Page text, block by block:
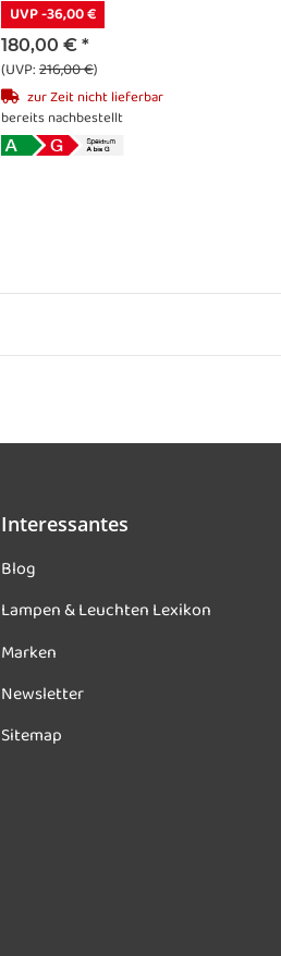
UVP -36,00 €
180,00 € *
(UVP:216,00 €)
zur Zeit nicht lieferbar
bereits nachbestellt
Interessantes
Blog
Lampen & Leuchten Lexikon
Marken
Newsletter
Sitemap